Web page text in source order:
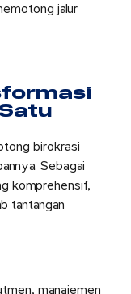
jalur
birokrasi
Sebagai
komprehensif,
tantangan
manajemen